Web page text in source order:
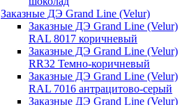
Заказные ДЭ Grand Line (Velur)
Заказные ДЭ Grand Line (Velur)
RAL 8017 коричневый
Заказные ДЭ Grand Line (Velur)
RR32 Темно-коричневый
Заказные ДЭ Grand Line (Velur)
RAL 7016 антрацитово-серый
Заказные ДЭ Grand Line (Velur)